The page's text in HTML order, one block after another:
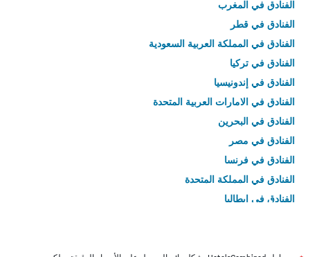
الفنادق في المغرب
الفنادق في قطر
الفنادق في المملكة العربية السعودية
الفنادق في تركيا
الفنادق في إندونيسيا
الفنادق في الامارات العربية المتحدة
الفنادق في البحرين
الفنادق في مصر
الفنادق في فرنسا
الفنادق في المملكة المتحدة
الفنادق في إيطاليا